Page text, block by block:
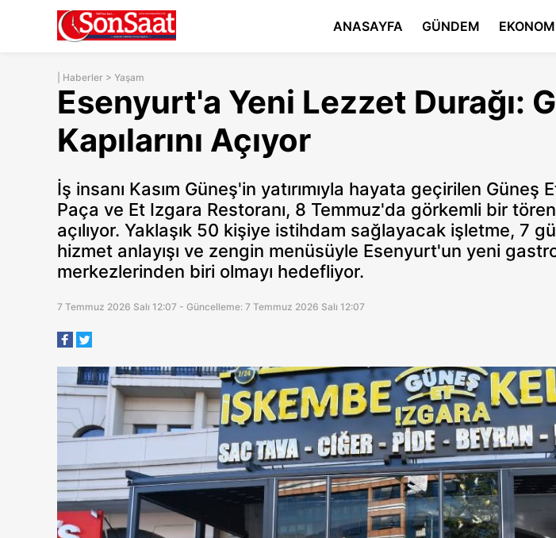
ANASAYFA GÜNDEM
Haberler > Yaşam
Esenyurt'a Yeni Lezzet Durağı:
Kapılarını Açıyor
İş insanı Kasım Güneş'in yatırımıyla hayata geçirilen Güneş
Paça ve Et Izgara Restoranı, 8 Temmuz'da görkemli bir
açılıyor. Yaklaşık 50 kişiye istihdam sağlayacak işletme, 7
hizmet anlayışı ve zengin menüsüyle Esenyurt'un yeni
merkezlerinden biri olmayı hedefliyor.
7 Temmuz 2026 Salı 12:07 - Güncelleme: 7 Temmuz 2026 Salı 12:07